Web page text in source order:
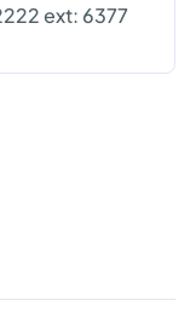
ext: 6377